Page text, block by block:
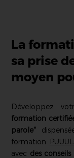
La
sa prise
moyen
Développez
formation
parole"
formation
avec des conseils